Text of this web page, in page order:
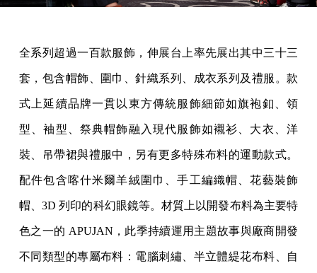
全系列超過一百款服飾，伸展台上率先展出其中三十三
套，包含帽飾、圍巾、針織系列、成衣系列及禮服。款
式上延續品牌一貫以東方傳統服飾細節如旗袍釦、領
型、袖型、祭典帽飾融入現代服飾如襯衫、大衣、洋
裝、吊帶裙與禮服中，另有更多特殊布料的運動款式。
配件包含喀什米爾羊絨圍巾、手工編織帽、花藝裝飾
帽、3D 列印的科幻眼鏡等。材質上以開發布料為主要特
色之一的 APUJAN，此季持續運用主題故事與廠商開發
不同類型的專屬布料：電腦刺繡、半立體緹花布料、自